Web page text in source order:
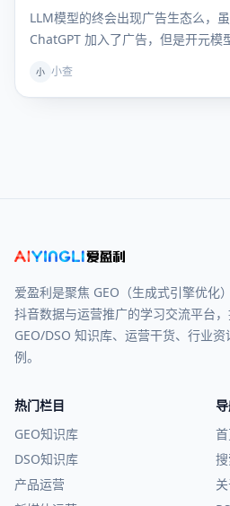
LLM模型的终会出现广告生态么，
ChatGPT 加入了广告，但是开元模
小 小查
爱盈利是聚焦 GEO（生成式引擎优化
抖音数据与运营推广的学习交流平台
GEO/DSO 知识库、运营干货、行业
例。
热门栏目
GEO知识库
DSO知识库
产品运营